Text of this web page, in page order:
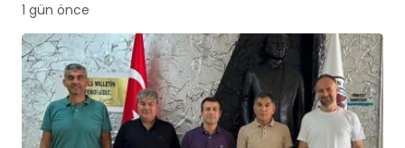
1 gün önce